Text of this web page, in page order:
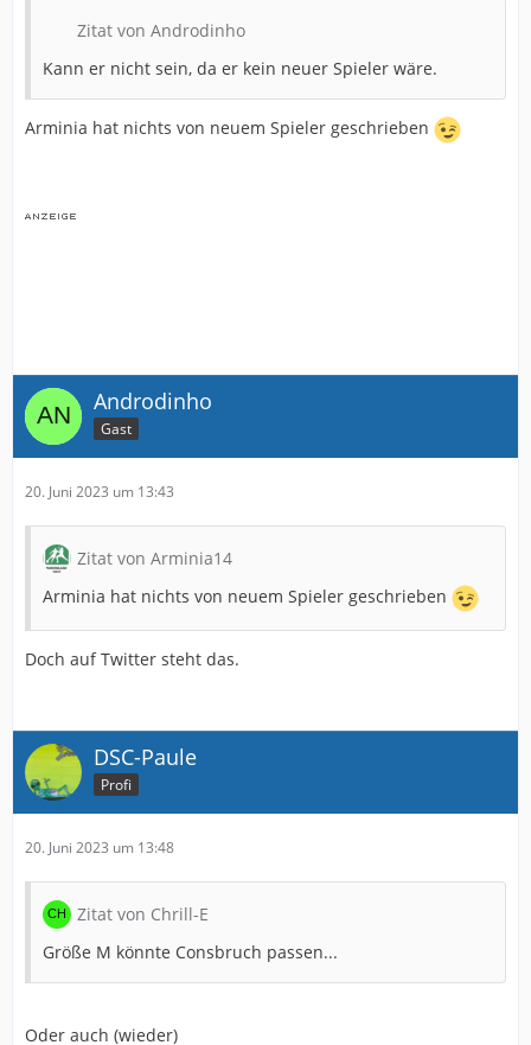
Zitat von Androdinho
Kann er nicht sein, da er kein neuer Spieler wäre.
Arminia hat nichts von neuem Spieler geschrieben
Androdinho
Gast
20. Juni 2023 um 13:43
Zitat von Arminia14
Arminia hat nichts von neuem Spieler geschrieben
Doch auf Twitter steht das.
DSC-Paule
Profi
20. Juni 2023 um 13:48
Zitat von Chrill-E
Größe M könnte Consbruch passen...
Oder auch (wieder)